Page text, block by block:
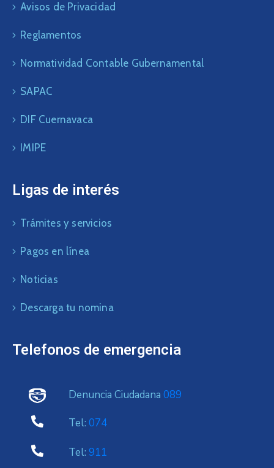
Avisos de Privacidad
Reglamentos
Normatividad Contable Gubernamental
SAPAC
DIF Cuernavaca
IMIPE
Ligas de interés
Trámites y servicios
Pagos en línea
Noticias
Descarga tu nomina
Telefonos de emergencia
Denuncia Ciudadana 089
Tel: 074
Tel: 911